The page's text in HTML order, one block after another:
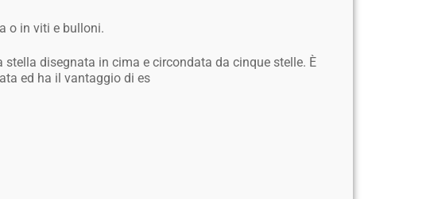
o in viti e bulloni.
disegnata in cima e circondata da cinque stelle. È
ed ha il vantaggio di es